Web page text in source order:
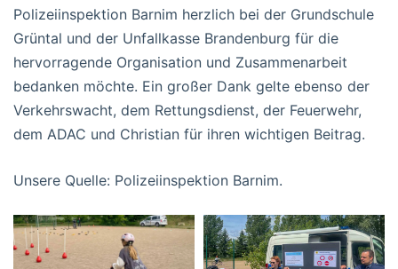
Polizeiinspektion Barnim herzlich bei der Grundschule
Grüntal und der Unfallkasse Brandenburg für die
hervorragende Organisation und Zusammenarbeit
bedanken möchte. Ein großer Dank gelte ebenso der
Verkehrswacht, dem Rettungsdienst, der Feuerwehr,
dem ADAC und Christian für ihren wichtigen Beitrag.
Unsere Quelle: Polizeiinspektion Barnim.